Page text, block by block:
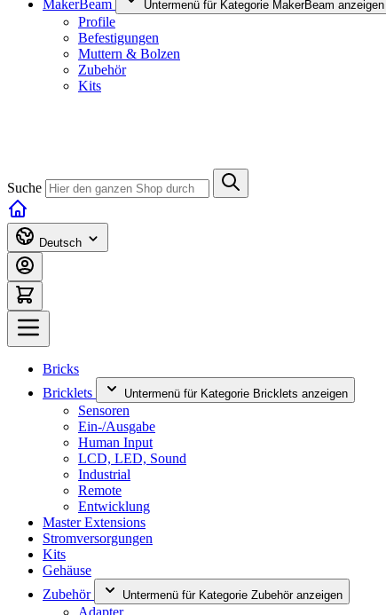
MakerBeam
Untermenü für Kategorie MakerBeam anzeigen
Profile
Befestigungen
Muttern & Bolzen
Zubehör
Kits
Suche
Deutsch
Bricks
Bricklets
Untermenü für Kategorie Bricklets anzeigen
Sensoren
Ein-/Ausgabe
Human Input
LCD, LED, Sound
Industrial
Remote
Entwicklung
Master Extensions
Stromversorgungen
Kits
Gehäuse
Zubehör
Untermenü für Kategorie Zubehör anzeigen
Adapter